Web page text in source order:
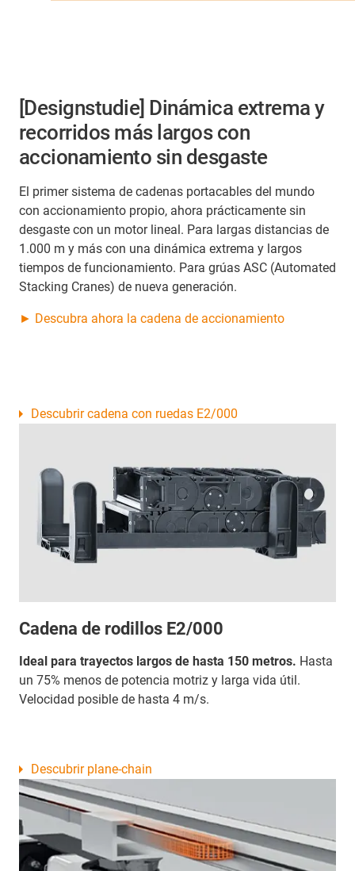
[Designstudie] Dinámica extrema y
recorridos más largos con
accionamiento sin desgaste
El primer sistema de cadenas portacables del mundo
con accionamiento propio, ahora prácticamente sin
desgaste con un motor lineal. Para largas distancias de
1.000 m y más con una dinámica extrema y largos
tiempos de funcionamiento. Para grúas ASC (Automated
Stacking Cranes) de nueva generación.
► Descubra ahora la cadena de accionamiento
Cadena de rodillos E2/000
Ideal para trayectos largos de hasta 150 metros. Hasta
un 75% menos de potencia motriz y larga vida útil.
Velocidad posible de hasta 4 m/s.
Descubrir cadena con ruedas E2/000
Descubrir plane-chain